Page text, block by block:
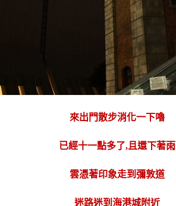
來出門散步消化一下嚕
已經十一點多了,且還下著雨
雲憑著印象走到彌敦道
迷路迷到海港城附近